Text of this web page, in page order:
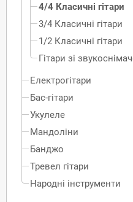
4/4 Класичні гітари
3/4 Класичні гітари
1/2 Класичні гітари
Гітари зі
Електрогітари
Бас-гітари
Укулеле
Мандоліни
Банджо
Тревел гітари
Народні інструменти